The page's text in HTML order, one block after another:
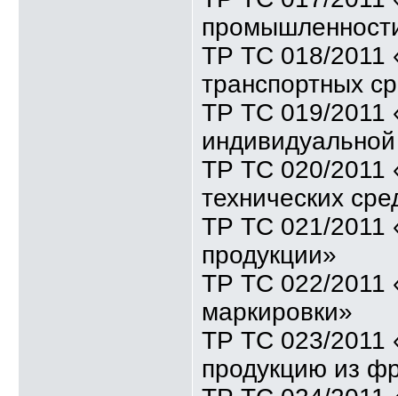
ТР ТС 018/2011
транспортных
ТР ТС 019/2011
ТР ТС 020/2011
технических
ТР ТС 021/2011
продукции»
ТР ТС 022/2011
маркировки»
ТР ТС 023/2011
продукцию из